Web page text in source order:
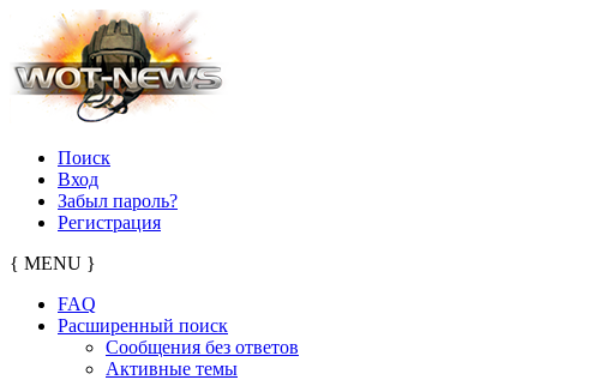
Поиск
Вход
Забыл пароль?
Регистрация
{ MENU }
FAQ
Расширенный поиск
Сообщения без ответов
Активные темы